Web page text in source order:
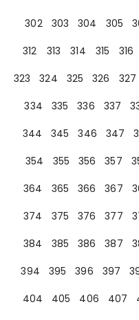
302
303 304 305
312
313 314 315 316
323
324 325 326 327
334
335 336 337
344
345 346 347
354
355 356 357
364
365 366 367
374
375 376 377
384
385 386 387
394
395 396 397
404
405 406 407